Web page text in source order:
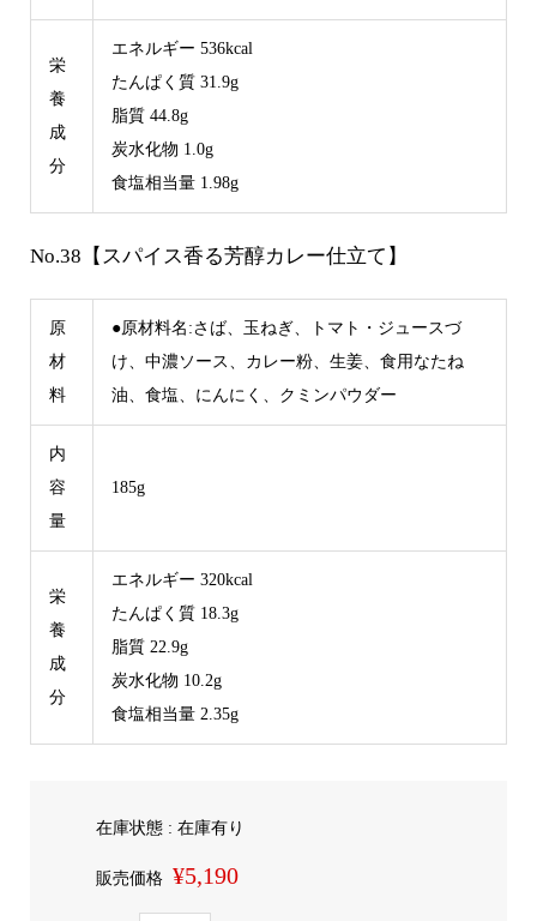
栄
養
成
分
エネルギー 536kcal
たんぱく質 31.9g
脂質 44.8g
炭水化物 1.0g
食塩相当量 1.98g
No.38【スパイス香る芳醇カレー仕立て】
原
材
料
●原材料名:さば、玉ねぎ、トマト・ジュースづ
け、中濃ソース、カレー粉、生姜、食用なたね
油、食塩、にんにく、クミンパウダー
内
容
量
185g
栄
養
成
分
エネルギー 320kcal
たんぱく質 18.3g
脂質 22.9g
炭水化物 10.2g
食塩相当量 2.35g
在庫状態 : 在庫有り
販売価格 ¥5,190